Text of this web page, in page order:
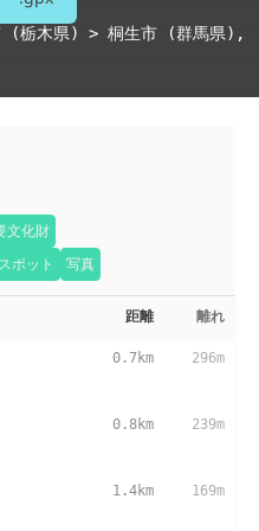
(栃木県) > 桐生市 (群馬県) ,
文化財
ポット 写真
距離 離れ
0.7km 296m
0.8km 239m
1.4km 169m